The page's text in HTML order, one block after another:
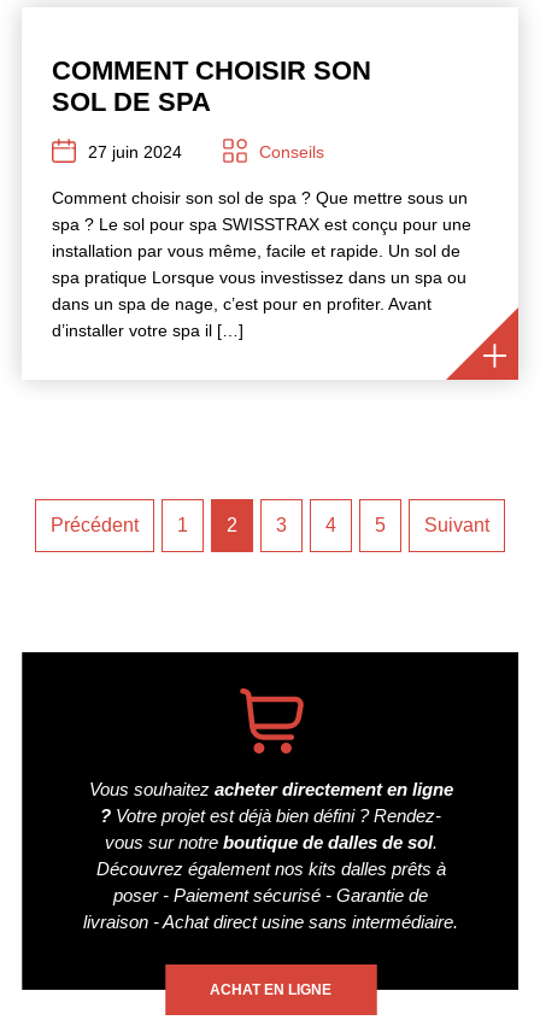
COMMENT CHOISIR SON
SOL DE SPA
27 juin 2024 Conseils
Comment choisir son sol de spa ? Que mettre sous un
spa ? Le sol pour spa SWISSTRAX est conçu pour une
installation par vous même, facile et rapide. Un sol de
spa pratique Lorsque vous investissez dans un spa ou
dans un spa de nage, c’est pour en profiter. Avant
d’installer votre spa il […]
PAGINATION
DES
Précédent 1 2 3 4 5 Suivant
Vous souhaitez acheter directement en ligne
? Votre projet est déjà bien défini ? Rendez-
vous sur notre boutique de dalles de sol.
Découvrez également nos kits dalles prêts à
poser - Paiement sécurisé - Garantie de
livraison - Achat direct usine sans intermédiaire.
ACHAT EN LIGNE